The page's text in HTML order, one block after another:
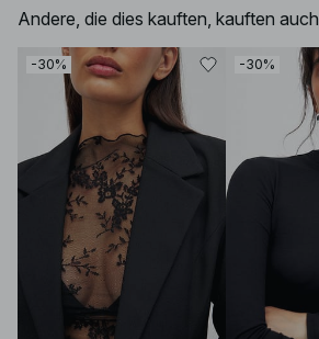
Andere, die dies kauften, kauften auch
-30% -30%